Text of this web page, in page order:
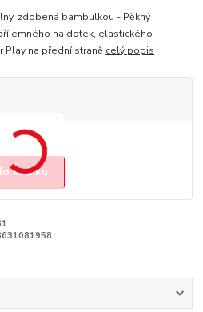
zdobená bambulkou - Pěkný
na dotek, elastického
Play na přední straně celý popis
košíku